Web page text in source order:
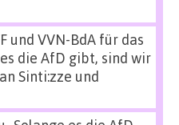
und VVN-BdA für das
es die AfD gibt, sind wir
Sinti:zze und